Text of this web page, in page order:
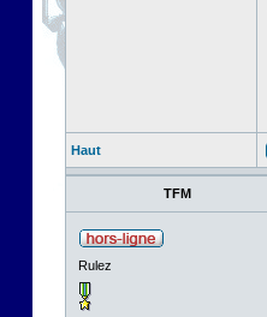
Haut
TFM
Rulez